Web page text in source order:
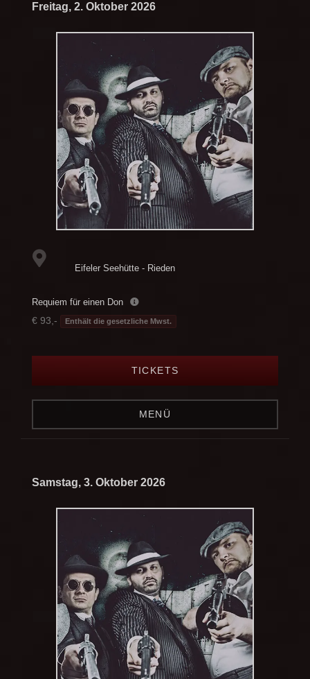
Freitag, 2. Oktober 2026
Eifeler Seehütte - Rieden
Requiem für einen Don
€ 93,- Enthält die gesetzliche Mwst.
TICKETS
MENÜ
Samstag, 3. Oktober 2026